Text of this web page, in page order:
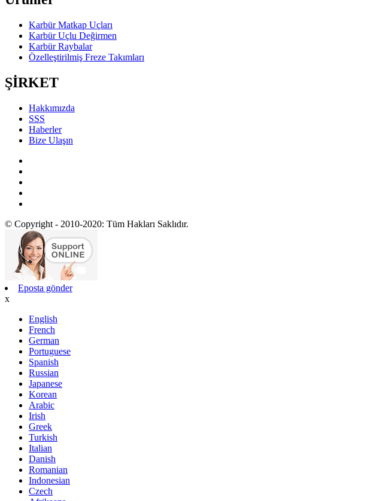
Karbür Matkap Uçları
Karbür Uçlu Değirmen
Karbür Raybalar
Özelleştirilmiş Freze Takımları
ŞİRKET
Hakkımızda
SSS
Haberler
Bize Ulaşın
© Copyright - 2010-2020: Tüm Hakları Saklıdır.
Eposta gönder
x
English
French
German
Portuguese
Spanish
Russian
Japanese
Korean
Arabic
Irish
Greek
Turkish
Italian
Danish
Romanian
Indonesian
Czech